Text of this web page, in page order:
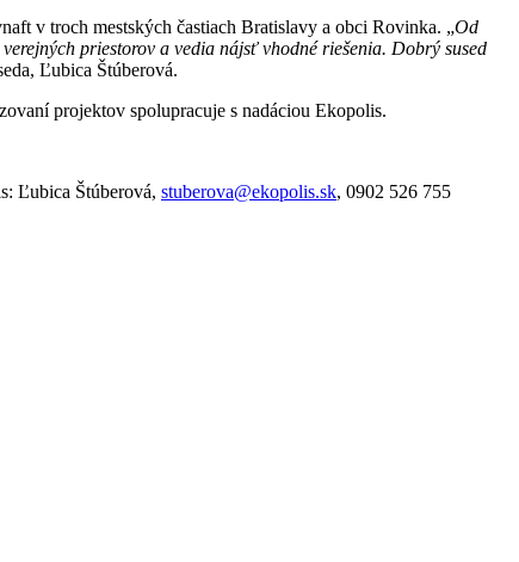
v troch mestských častiach Bratislavy a obci Rovinka. „Od
priestorov a vedia nájsť vhodné riešenia. Dobrý sused
Ľubica Štúberová.
projektov spolupracuje s nadáciou Ekopolis.
Ľubica Štúberová, stuberova@ekopolis.sk, 0902 526 755